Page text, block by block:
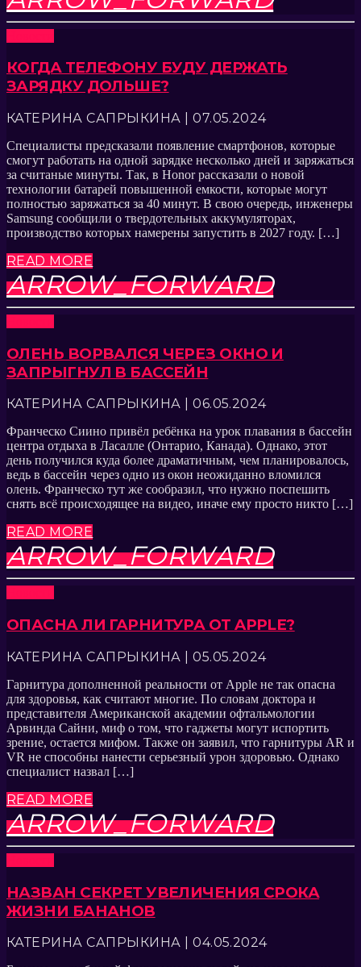
КОГДА ТЕЛЕФОНУ БУДУ ДЕРЖАТЬ
ЗАРЯДКУ ДОЛЬШЕ?
КАТЕРИНА САПРЫКИНА | 07.05.2024
Специалисты предсказали появление смартфонов, которые
смогут работать на одной зарядке несколько дней и заряжаться
за считаные минуты. Так, в Honor рассказали о новой
технологии батарей повышенной емкости, которые могут
полностью заряжаться за 40 минут. В свою очередь, инженеры
Samsung сообщили о твердотельных аккумуляторах,
производство которых намерены запустить в 2027 году. […]
READ MORE
ARROW_FORWARD
ОЛЕНЬ ВОРВАЛСЯ ЧЕРЕЗ ОКНО И
ЗАПРЫГНУЛ В БАССЕЙН
КАТЕРИНА САПРЫКИНА | 06.05.2024
Франческо Сиино привёл ребёнка на урок плавания в бассейн
центра отдыха в Ласалле (Онтарио, Канада). Однако, этот
день получился куда более драматичным, чем планировалось,
ведь в бассейн через одно из окон неожиданно вломился
олень. Франческо тут же сообразил, что нужно поспешить
снять всё происходящее на видео, иначе ему просто никто […]
READ MORE
ARROW_FORWARD
ОПАСНА ЛИ ГАРНИТУРА ОТ APPLE?
КАТЕРИНА САПРЫКИНА | 05.05.2024
Гарнитура дополненной реальности от Apple не так опасна
для здоровья, как считают многие. По словам доктора и
представителя Американской академии офтальмологии
Арвинда Сайни, миф о том, что гаджеты могут испортить
зрение, остается мифом. Также он заявил, что гарнитуры AR и
VR не способны нанести серьезный урон здоровью. Однако
специалист назвал […]
READ MORE
ARROW_FORWARD
НАЗВАН СЕКРЕТ УВЕЛИЧЕНИЯ СРОКА
ЖИЗНИ БАНАНОВ
КАТЕРИНА САПРЫКИНА | 04.05.2024